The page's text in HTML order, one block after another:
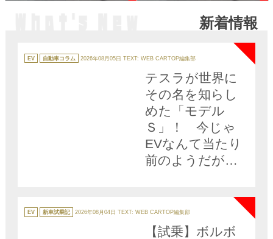
新着情報
テ
ゴ
EV 自動車コラム 2026年08月05日 TEXT: WEB CARTOP編集部
NEW
テスラが世界に
その名を知らし
めた「モデル
Ｓ」！ 今じゃ
EVなんて当たり
前のようだがそ
テ
ゴ
EV 新車試乗記 2026年08月04日 TEXT: WEB CARTOP編集部
【試乗】ボルボ